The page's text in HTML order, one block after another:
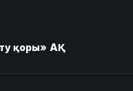
қоры» АҚ